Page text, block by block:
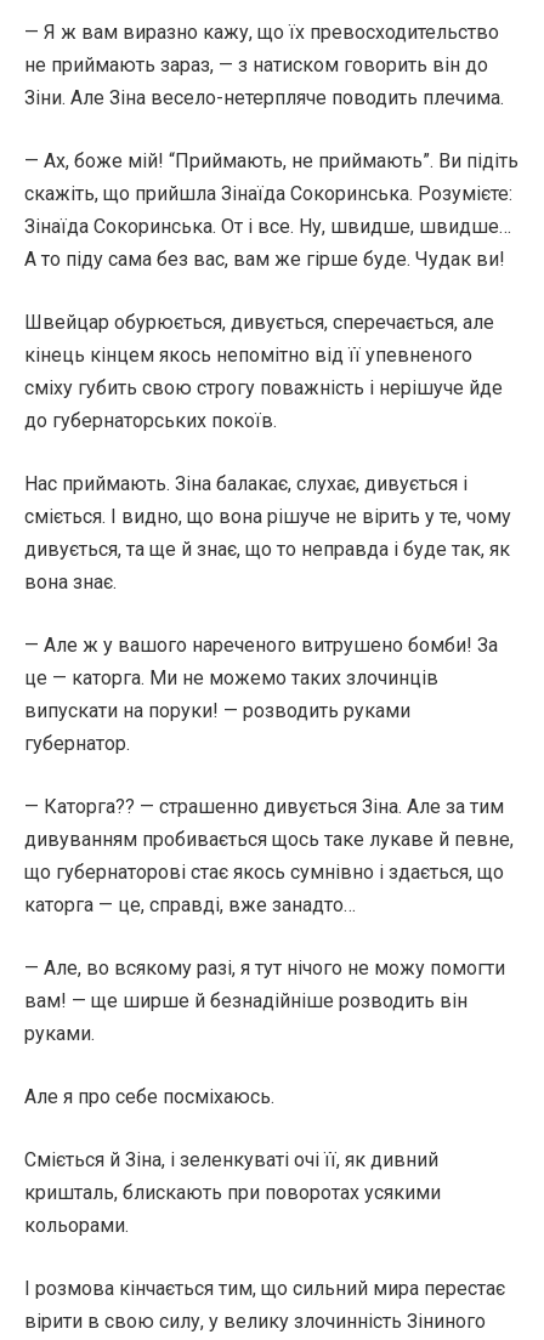
— Я ж вам виразно кажу, що їх превосходительство
не приймають зараз, — з натиском говорить він до
Зіни. Але Зіна весело-нетерпляче поводить плечима.
— Ах, боже мій! “Приймають, не приймають”. Ви підіть
скажіть, що прийшла Зінаїда Сокоринська. Розумієте:
Зінаїда Сокоринська. От і все. Ну, швидше, швидше…
А то піду сама без вас, вам же гірше буде. Чудак ви!
Швейцар обурюється, дивується, сперечається, але
кінець кінцем якось непомітно від її упевненого
сміху губить свою строгу поважність і нерішуче йде
до губернаторських покоїв.
Нас приймають. Зіна балакає, слухає, дивується і
сміється. І видно, що вона рішуче не вірить у те, чому
дивується, та ще й знає, що то неправда і буде так, як
вона знає.
— Але ж у вашого нареченого витрушено бомби! За
це — каторга. Ми не можемо таких злочинців
випускати на поруки! — розводить руками
губернатор.
— Каторга?? — страшенно дивується Зіна. Але за тим
дивуванням пробивається щось таке лукаве й певне,
що губернаторові стає якось сумнівно і здається, що
каторга — це, справді, вже занадто…
— Але, во всякому разі, я тут нічого не можу помогти
вам! — ще ширше й безнадійніше розводить він
руками.
Але я про себе посміхаюсь.
Сміється й Зіна, і зеленкуваті очі її, як дивний
кришталь, блискають при поворотах усякими
кольорами.
І розмова кінчається тим, що сильний мира перестає
вірити в свою силу, у велику злочинність Зіниного